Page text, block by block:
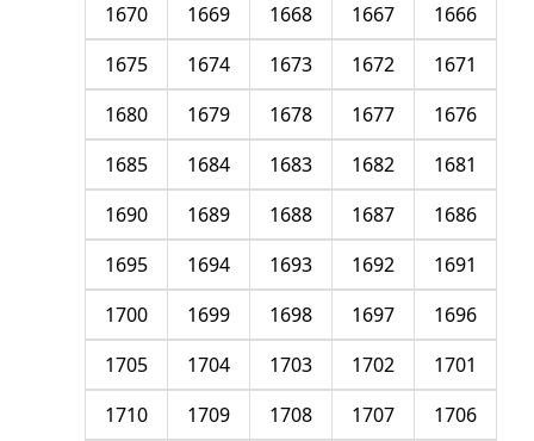
1666
1667
1668
1669
1670
1671
1672
1673
1674
1675
1676
1677
1678
1679
1680
1681
1682
1683
1684
1685
1686
1687
1688
1689
1690
1691
1692
1693
1694
1695
1696
1697
1698
1699
1700
1701
1702
1703
1704
1705
1706
1707
1708
1709
1710